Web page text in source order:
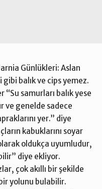
Günlükleri: Aslan
balık ve cips yemez.
samurları balık yese
ve genelde sadece
yer.” diye
kabuklarını soyar
oldukça uyumludur,
diye ekliyor.
çok akıllı bir şekilde
yolunu bulabilir.